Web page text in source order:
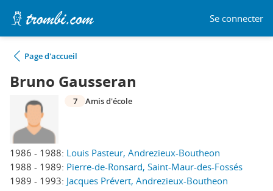
Se connecter
Page d'accueil
Bruno Gausseran
1986 - 1988: Louis Pasteur, Andrezieux-Boutheon
1988 - 1989: Pierre-de-Ronsard, Saint-Maur-des-Fossés
1989 - 1993: Jacques Prévert, Andrezieux-Boutheon
7 Amis d'école